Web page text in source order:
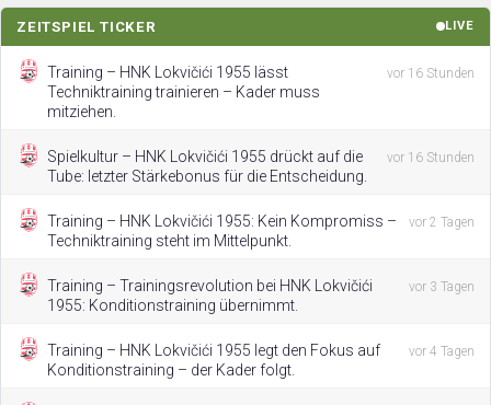
ZEITSPIEL TICKER LIVE
Training – HNK Lokvičići 1955 lässt
Techniktraining trainieren – Kader muss
mitziehen.
vor 16 Stunden
Spielkultur – HNK Lokvičići 1955 drückt auf die
Tube: letzter Stärkebonus für die Entscheidung.
vor 16 Stunden
Training – HNK Lokvičići 1955: Kein Kompromiss –
Techniktraining steht im Mittelpunkt.
vor 2 Tagen
Training – Trainingsrevolution bei HNK Lokvičići
1955: Konditionstraining übernimmt.
vor 3 Tagen
Training – HNK Lokvičići 1955 legt den Fokus auf
Konditionstraining – der Kader folgt.
vor 4 Tagen